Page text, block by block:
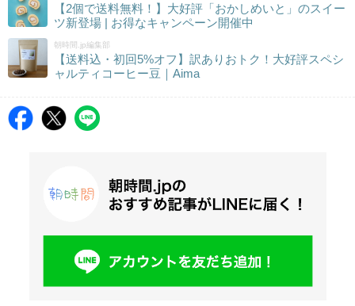
【2個で送料無料！】大好評「おかしめいと」のスイー
ツ新登場 | お得なキャンペーン開催中
朝時間.jp編集部
【送料込・初回5%オフ】訳ありおトク！大好評スペシ
ャルティコーヒー豆｜Aima